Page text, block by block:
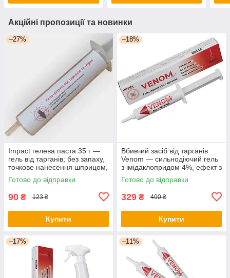
Акційні пропозиції та новинки
–27%
Impact гелева паста 35 г —
гель від тарганів; без запаху,
точкове нанесення шприцом,
приманка швидко знищує
колонію надовго
Готово до відправки
90 ₴ 123 ₴
Купити
–18%
Вбивчий засіб від тарганів
Venom — сильнодіючий гель
з імідаклопридом 4%, ефект з
першого разу.
Готово до відправки
329 ₴ 400 ₴
Купити
–17% –11%